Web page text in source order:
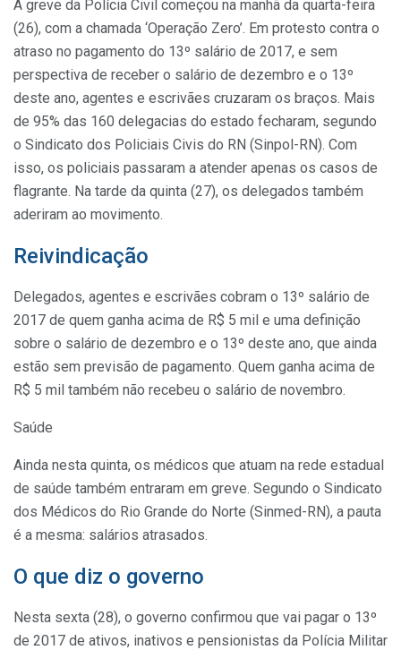
A greve da Polícia Civil começou na manhã da quarta-feira
(26), com a chamada ‘Operação Zero’. Em protesto contra o
atraso no pagamento do 13º salário de 2017, e sem
perspectiva de receber o salário de dezembro e o 13º
deste ano, agentes e escrivães cruzaram os braços. Mais
de 95% das 160 delegacias do estado fecharam, segundo
o Sindicato dos Policiais Civis do RN (Sinpol-RN). Com
isso, os policiais passaram a atender apenas os casos de
flagrante. Na tarde da quinta (27), os delegados também
aderiram ao movimento.
Reivindicação
Delegados, agentes e escrivães cobram o 13º salário de
2017 de quem ganha acima de R$ 5 mil e uma definição
sobre o salário de dezembro e o 13º deste ano, que ainda
estão sem previsão de pagamento. Quem ganha acima de
R$ 5 mil também não recebeu o salário de novembro.
Saúde
Ainda nesta quinta, os médicos que atuam na rede estadual
de saúde também entraram em greve. Segundo o Sindicato
dos Médicos do Rio Grande do Norte (Sinmed-RN), a pauta
é a mesma: salários atrasados.
O que diz o governo
Nesta sexta (28), o governo confirmou que vai pagar o 13º
de 2017 de ativos, inativos e pensionistas da Polícia Militar